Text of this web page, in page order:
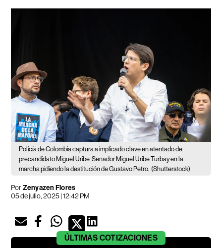
Policía de Colombia captura a implicado clave en atentado de
precandidato Miguel Uribe Senador Miguel Uribe Turbay en la
marcha pidiendo la destitución de Gustavo Petro. (Shutterstock)
PorZenyazen Flores
05 de julio, 2025 | 12:42 PM
ÚLTIMAS COTIZACIONES